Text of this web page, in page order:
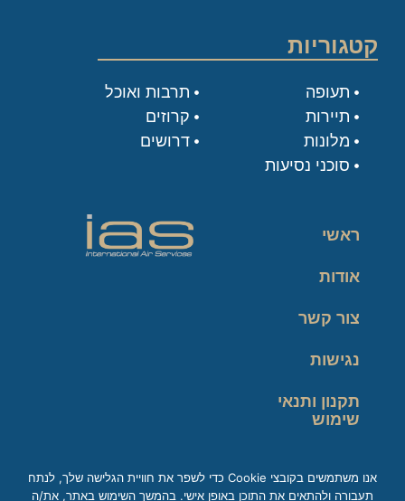
קטגוריות
תעופה
תיירות
מלונות
סוכני נסיעות
תרבות ואוכל
קרוזים
דרושים
ראשי
אודות
צור קשר
נגישות
תקנון ותנאי
שימוש
אנו משתמשים בקובצי Cookie כדי לשפר את חוויית הגלישה שלך, לנתח
תעבורה ולהתאים את התוכן באופן אישי. בהמשך השימוש באתר, את/ה